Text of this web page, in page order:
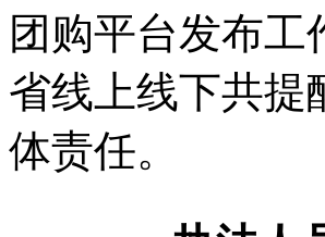
团购平台发布
省线上线下共提
体责任。